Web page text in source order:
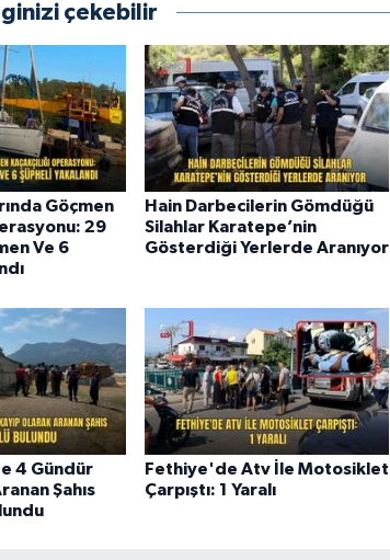
çekebilir
Göçmen
29
Ve 6
Hain Darbecilerin Gömdüğü
Silahlar Karatepe’nin
Gösterdiği Yerlerde Aranıyor
4 Gündür
Şahıs
Fethiye'de Atv İle Motosiklet
Çarpıştı: 1 Yaralı